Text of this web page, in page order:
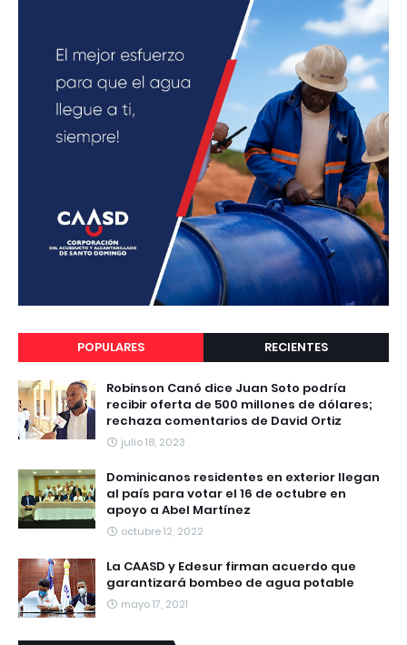
POPULARES RECIENTES
Robinson Canó dice Juan Soto podría
recibir oferta de 500 millones de dólares;
rechaza comentarios de David Ortiz
julio 18, 2023
Dominicanos residentes en exterior llegan
al país para votar el 16 de octubre en
apoyo a Abel Martínez
octubre 12, 2022
La CAASD y Edesur firman acuerdo que
garantizará bombeo de agua potable
mayo 17, 2021